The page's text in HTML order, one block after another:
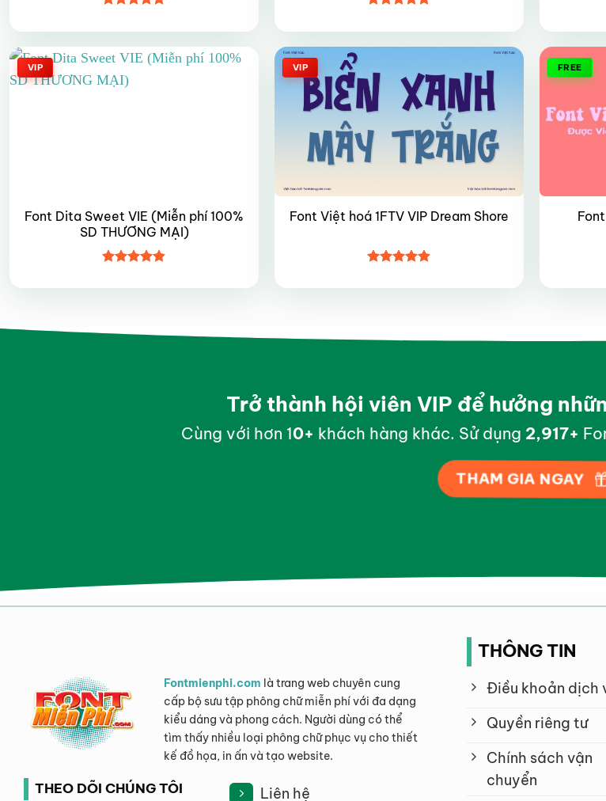
hạng4.85
hạng55
VIP
Font Dita Sweet VIE (Miễn phí 100%
SD THƯƠNG MẠI)
hạng4.85
VIP
Font Việt hoá 1FTV VIP Dream Shore
hạng4.95
FREE
Trở thành hội viên VIP để hưởng
Cùng với hơn 10+khách hàng khác. Sử dụng 2,998+
THAM GIA NGAY
Fontmienphi.com là trang web chuyên cung
cấp bộ sưu tập phông chữ miễn phí với đa dạng
kiểu dáng và phong cách. Người dùng có thể
tìm thấy nhiều loại phông chữ phục vụ cho thiết
kế đồ họa, in ấn và tạo website.
THEO DÕI CHÚNG TÔI Liên hệ
THÔNG TIN
Điều khoản dịch
Quyền riêng tư
Chính sách vận
chuyển